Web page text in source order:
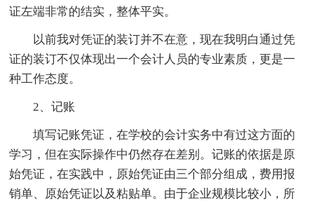
证左端非常的结实，整体平实。
以前我对凭证的装订并不在意，现在我明白通过凭
证的装订不仅体现出一个会计人员的专业素质，更是一
种工作态度。
2、记账
填写记账凭证，在学校的会计实务中有过这方面的
学习，但在实际操作中仍然存在差别。记账的依据是原
始凭证，在实践中，原始凭证由三个部分组成，费用报
销单、原始凭证以及粘贴单。由于企业规模比较小，所